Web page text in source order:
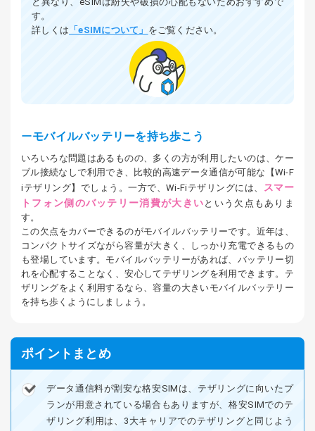
す。
詳しくは 「eSIMについて」 をご覧ください。
モバイルバッテリーを持ち歩こう
いろいろな問題はあるものの、多くの方が利用したいのは、ケー
ブル接続なしで利用でき、比較的高速データ通信が可能な【Wi-F
iテザリング】でしょう。一方で、Wi-Fiテザリングには、
スマー
トフォン側のバッテリー消費が大きい という欠点もありま
す。
この欠点をカバーできるのがモバイルバッテリーです。近年は、
コンパクトサイズながら容量が大きく、しっかり充電できるもの
も登場しています。モバイルバッテリーがあれば、バッテリー切
れを心配することなく、安心してテザリングを利用できます。テ
ザリングをよく利用するなら、容量の大きいモバイルバッテリー
を持ち歩くようにしましょう。
ポイントまとめ
データ通信料が割安な格安SIMは、テザリングに向いたプ
ランが用意されている場合もありますが、格安SIMでのテ
ザリング利用は、3大キャリアでのテザリングと同じよう